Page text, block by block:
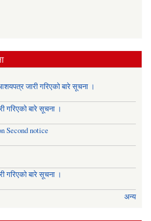
जारी गरिएको बारे सूचना ।
गरिएको बारे सूचना ।
Second notice
गरिएको बारे सूचना ।
अन्य